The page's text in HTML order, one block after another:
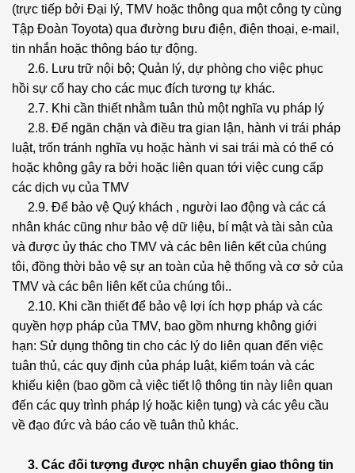
(trực tiếp bởi Đại lý, TMV hoặc thông qua một công ty cùng
Tập Đoàn Toyota) qua đường bưu điện, điện thoại, e-mail,
tin nhắn hoặc thông báo tự động.
2.6. Lưu trữ nội bộ; Quản lý, dự phòng cho việc phục
hồi sự cố hay cho các mục đích tương tự khác.
2.7. Khi cần thiết nhằm tuân thủ một nghĩa vụ pháp lý
2.8. Để ngăn chặn và điều tra gian lận, hành vi trái pháp
luật, trốn tránh nghĩa vụ hoặc hành vi sai trái mà có thể có
hoặc không gây ra bởi hoặc liên quan tới việc cung cấp
các dịch vụ của TMV
2.9. Để bảo vệ Quý khách , người lao động và các cá
nhân khác cũng như bảo vệ dữ liệu, bí mật và tài sản của
và được ủy thác cho TMV và các bên liên kết của chúng
tôi, đồng thời bảo vệ sự an toàn của hệ thống và cơ sở của
TMV và các bên liên kết của chúng tôi..
2.10. Khi cần thiết để bảo vệ lợi ích hợp pháp và các
quyền hợp pháp của TMV, bao gồm nhưng không giới
hạn: Sử dụng thông tin cho các lý do liên quan đến việc
tuân thủ, các quy định của pháp luật, kiểm toán và các
khiếu kiện (bao gồm cả việc tiết lộ thông tin này liên quan
đến các quy trình pháp lý hoặc kiện tụng) và các yêu cầu
về đạo đức và báo cáo về tuân thủ khác.
3. Các đối tượng được nhận chuyển giao thông tin